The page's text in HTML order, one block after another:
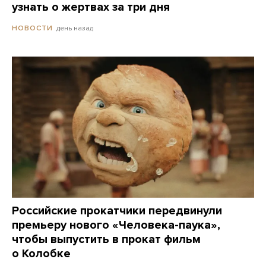
узнать о жертвах за три дня
НОВОСТИ день назад
Российские прокатчики передвинули
премьеру нового «Человека-паука»,
чтобы выпустить в прокат фильм
о Колобке